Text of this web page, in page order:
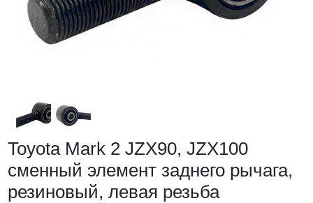
Toyota Mark 2 JZX90, JZX100
cменный элемент заднего рычага,
резиновый, левая резьба